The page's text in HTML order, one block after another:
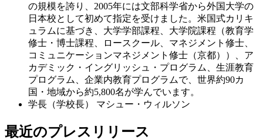
の規模を誇り、2005年には文部科学省から外国大学の
日本校として初めて指定を受けました。米国式カリキ
ュラムに基づき、大学学部課程、大学院課程（教育学
修士・博士課程、ロースクール、マネジメント修士、
コミュニケーションマネジメント修士（京都））、ア
カデミック・イングリッシュ・プログラム、生涯教育
プログラム、企業内教育プログラムで、世界約90カ
国・地域から約5,800名が学んでいます。
学長（学校長）
マシュー・ウィルソン
最近のプレスリリース